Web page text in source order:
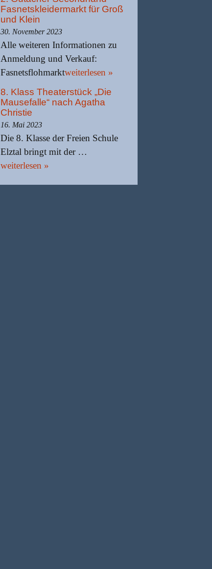
Fasnetskleidermarkt für Groß
und Klein
30. November 2023
Alle weiteren Informationen zu
Anmeldung und Verkauf:
Fasnetsflohmarktweiterlesen »
8. Klass Theaterstück „Die
Mausefalle“ nach Agatha
Christie
16. Mai 2023
Die 8. Klasse der Freien Schule
Elztal bringt mit der …
weiterlesen »